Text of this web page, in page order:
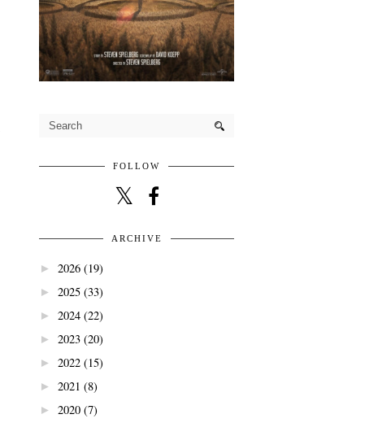
FOLLOW
ARCHIVE
► 2026 (19)
► 2025 (33)
► 2024 (22)
► 2023 (20)
► 2022 (15)
► 2021 (8)
► 2020 (7)